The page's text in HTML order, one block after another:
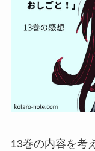
13巻の内容を考